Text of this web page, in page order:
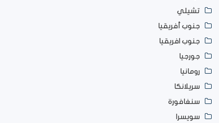
تشيلي
جنوب أفريقيا
جنوب افريقيا
جورجيا
رومانيا
سريلانكا
سنغافورة
سويسرا